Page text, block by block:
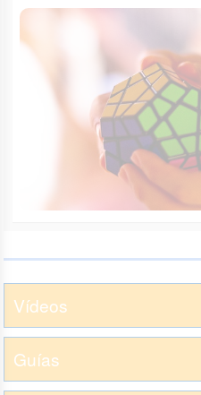
Vídeos
Guías